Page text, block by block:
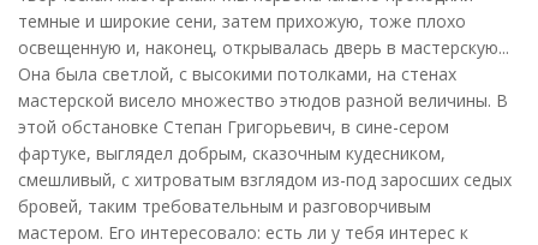
темные и широкие сени, затем прихожую, тоже плохо
освещенную и, наконец, открывалась дверь в мастерскую...
Она была светлой, с высокими потолками, на стенах
мастерской висело множество этюдов разной величины. В
этой обстановке Степан Григорьевич, в сине-сером
фартуке, выглядел добрым, сказочным кудесником,
смешливый, с хитроватым взглядом из-под заросших седых
бровей, таким требовательным и разговорчивым
мастером. Его интересовало: есть ли у тебя интерес к